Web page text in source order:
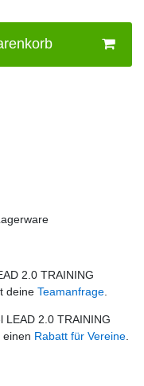
2.0 TRAINING
deine Teamanfrage
LEAD 2.0 TRAINING
einen Rabatt für Vereine